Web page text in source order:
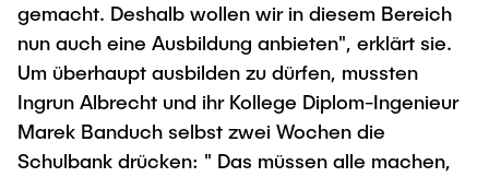
gemacht. Deshalb wollen wir in diesem Bereich
nun auch eine Ausbildung anbieten", erklärt sie.
Um überhaupt ausbilden zu dürfen, mussten
Ingrun Albrecht und ihr Kollege Diplom-Ingenieur
Marek Banduch selbst zwei Wochen die
Schulbank drücken: " Das müssen alle machen,